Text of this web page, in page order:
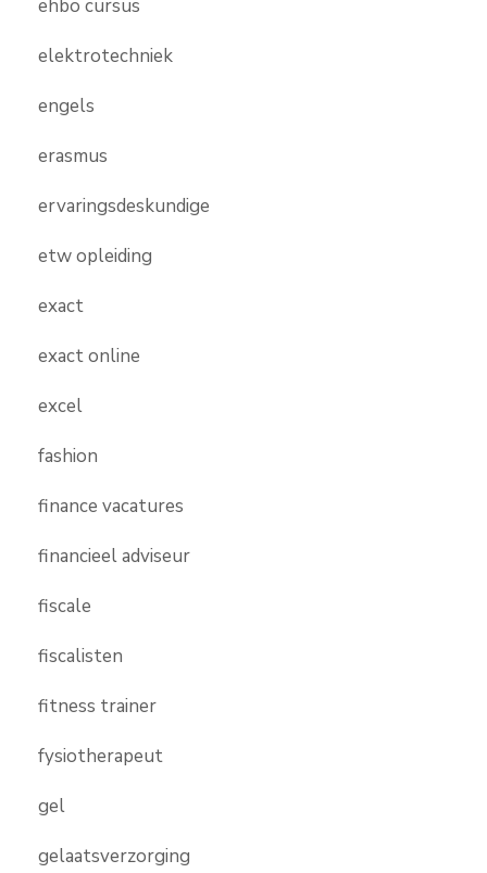
ehbo cursus
elektrotechniek
engels
erasmus
ervaringsdeskundige
etw opleiding
exact
exact online
excel
fashion
finance vacatures
financieel adviseur
fiscale
fiscalisten
fitness trainer
fysiotherapeut
gel
gelaatsverzorging